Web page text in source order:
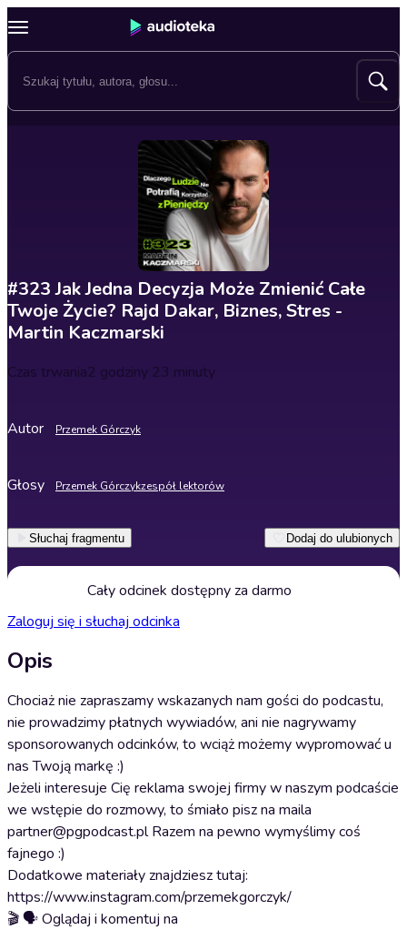
#323 Jak Jedna Decyzja Może Zmienić Całe
Twoje Życie? Rajd Dakar, Biznes, Stres -
Martin Kaczmarski
Czas trwania2 godziny 23 minuty
Autor Przemek Górczyk
Głosy Przemek Górczykzespół lektorów
Słuchaj fragmentu Dodaj do ulubionych
Cały odcinek dostępny za darmo
Zaloguj się i słuchaj odcinka
Opis
Chociaż nie zapraszamy wskazanych nam gości do podcastu,
nie prowadzimy płatnych wywiadów, ani nie nagrywamy
sponsorowanych odcinków, to wciąż możemy wypromować u
nas Twoją markę :)
Jeżeli interesuje Cię reklama swojej firmy w naszym podcaście
we wstępie do rozmowy, to śmiało pisz na maila
partner@pgpodcast.pl Razem na pewno wymyślimy coś
fajnego :)
Dodatkowe materiały znajdziesz tutaj:
https://www.instagram.com/przemekgorczyk/
🎬 🗣️ Oglądaj i komentuj na